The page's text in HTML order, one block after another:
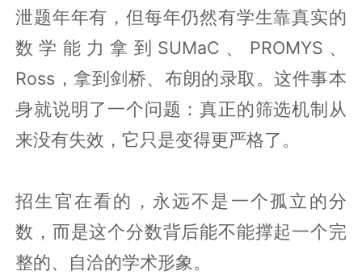
泄题年年有，但每年仍然有学生靠真实的
数学能力拿到SUMaC、PROMYS、
Ross，拿到剑桥、布朗的录取。这件事本
身就说明了一个问题：真正的筛选机制从
来没有失效，它只是变得更严格了。
招生官在看的，永远不是一个孤立的分
数，而是这个分数背后能不能撑起一个完
整的、自洽的学术形象。